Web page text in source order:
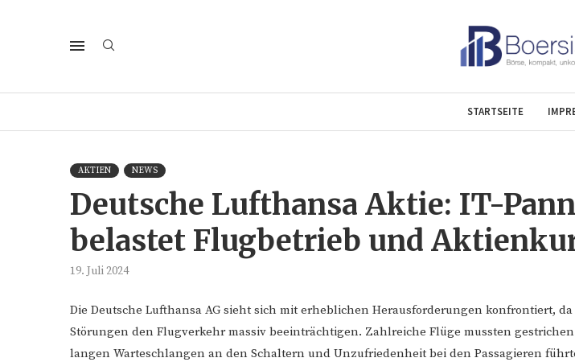
STARTSEITE
AKTIEN NEWS
Deutsche Lufthansa Aktie: IT-
belastet Flugbetrieb und
19. Juli 2024
Die Deutsche Lufthansa AG sieht sich mit erheblichen Herausforderungen konfrontiert, da
Störungen den Flugverkehr massiv beeinträchtigen. Zahlreiche Flüge mussten
langen Warteschlangen an den Schaltern und Unzufriedenheit bei den Passagieren